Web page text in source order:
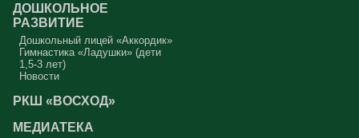
ДОШКОЛЬНОЕ
РАЗВИТИЕ
Дошкольный лицей «Аккордик»
Гимнастика «Ладушки» (дети
1,5-3 лет)
Новости
РКШ «ВОСХОД»
МЕДИАТЕКА